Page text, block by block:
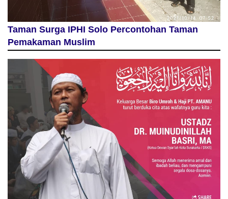
Taman Surga IPHI Solo Percontohan Taman
Pemakaman Muslim